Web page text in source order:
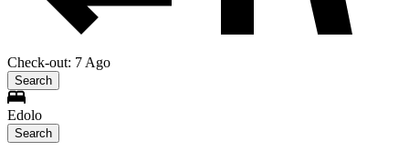
Check-out: 7 Ago
Search
Edolo
Search